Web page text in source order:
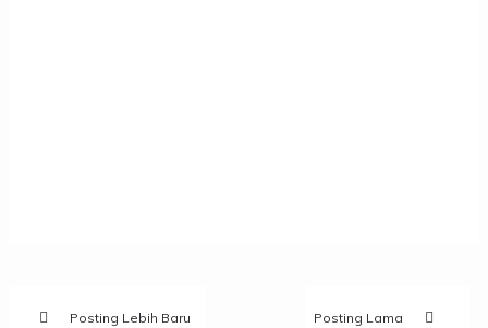
Posting Lebih Baru Posting Lama